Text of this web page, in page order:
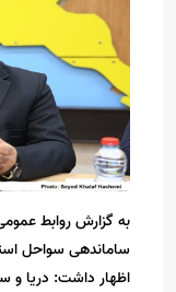
به گزارش روابط
ساماندهی سواحل
اظهار داشت: دریا و